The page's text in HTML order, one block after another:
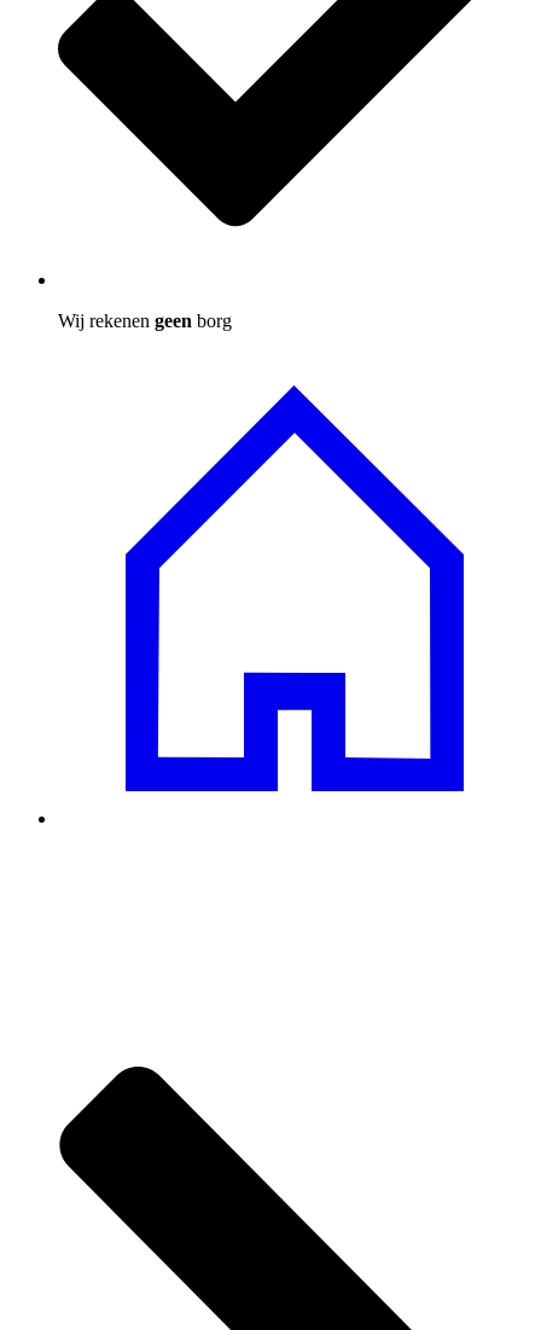
Wij rekenen geen borg